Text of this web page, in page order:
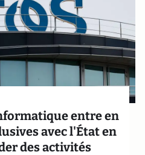
entre en
avec l'État en
des activités